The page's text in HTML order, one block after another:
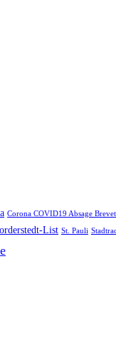
Corona COVID19 Absage
List St. Pauli